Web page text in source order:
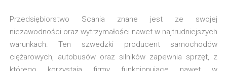
Przedsiębiorstwo Scania znane jest ze swojej
niezawodności oraz wytrzymałości nawet w najtrudniejszych
warunkach. Ten szwedzki producent samochodów
ciężarowych, autobusów oraz silników zapewnia sprzęt, z